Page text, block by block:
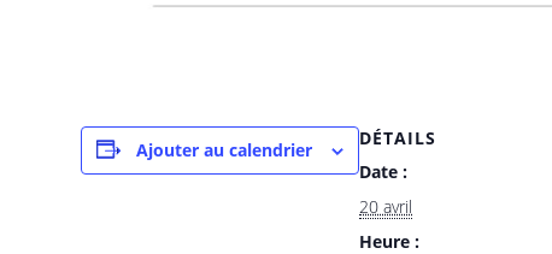
Ajouter au calendrier
DÉTAILS
Date :
20 avril
Heure :